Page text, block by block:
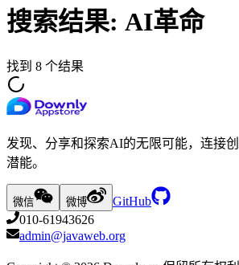
搜索结果: AI革命
找到 8 个结果
发现、分享和探索AI的无限可能，连接
潜能。
微信 微博
GitHub
010-61943626
admin@javaweb.org